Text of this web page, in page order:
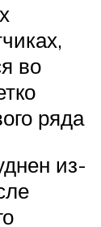
во
ряда
из-